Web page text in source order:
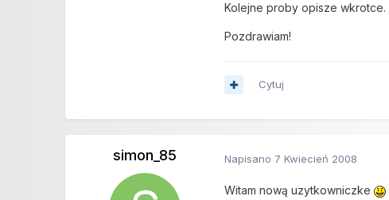
Kolejne proby opisze wkrotce.
Pozdrawiam!
Cytuj
simon_85 Napisano 7 Kwiecień 2008
Witam nową uzytkowniczke